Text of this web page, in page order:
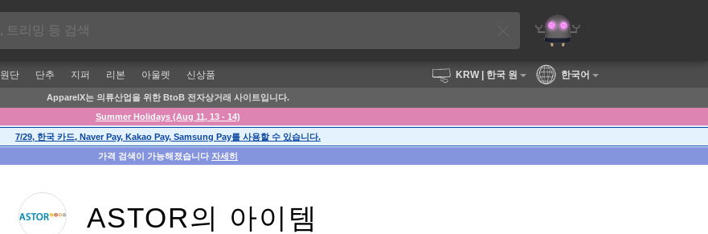
원단 단추 지퍼 리본 아울렛 신상품 KRW| 한국 원 한국어
ApparelX는 의류산업을 위한 BtoB 전자상거래 사이트입니다.
Summer Holidays (Aug 11, 13 - 14)
7/29, 한국 카드, Naver Pay, Kakao Pay, Samsung Pay를 사용할 수 있습니다.
가격 검색이 가능해졌습니다 자세히
ASTOR의 아이템